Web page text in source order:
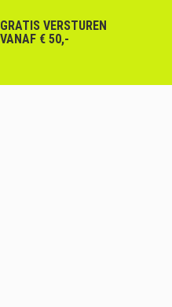
GRATIS VERSTUREN
VANAF € 50,-